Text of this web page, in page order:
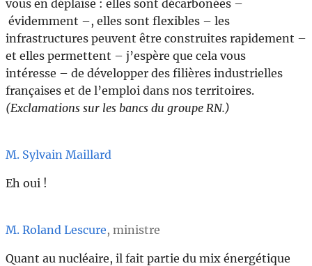
vous en déplaise : elles sont décarbonées –
évidemment –, elles sont flexibles – les
infrastructures peuvent être construites rapidement –
et elles permettent – j’espère que cela vous
intéresse – de développer des filières industrielles
françaises et de l’emploi dans nos territoires.
(Exclamations sur les bancs du groupe RN.)
M. Sylvain Maillard
Eh oui !
M. Roland Lescure, ministre
Quant au nucléaire, il fait partie du mix énergétique